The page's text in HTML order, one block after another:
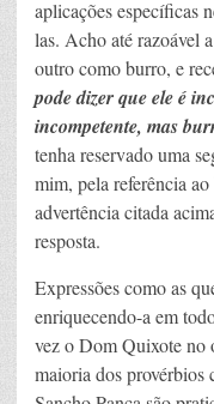
aplicações específicas
las. Acho até razoável
outro como burro, e
pode dizer que ele é
incompetente, mas
tenha reservado uma
mim, pela referência
advertência citada
resposta.
Expressões como as
enriquecendo-a em
vez o Dom Quixote no
maioria dos provérbios